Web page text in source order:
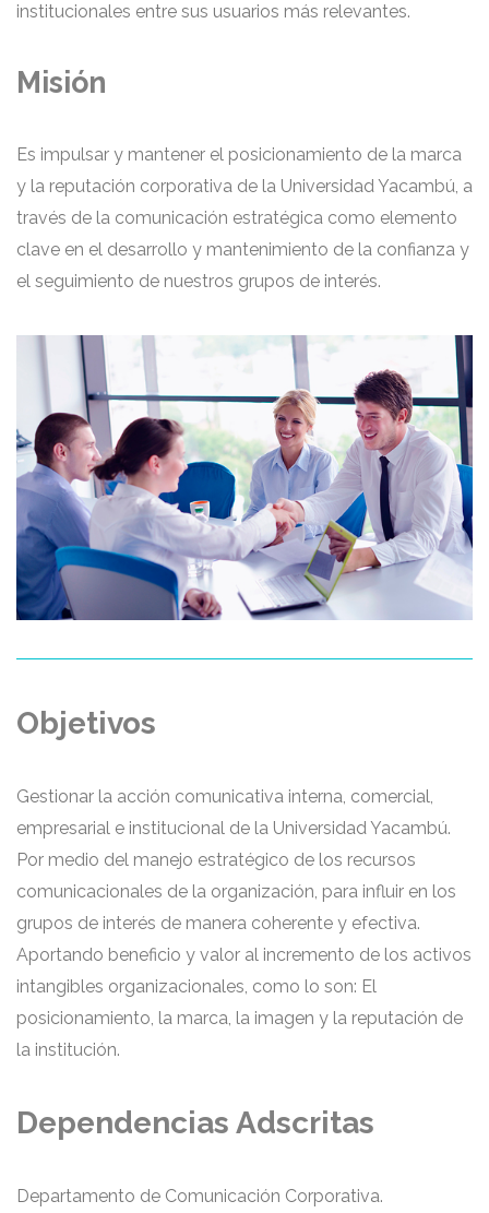
institucionales entre sus usuarios más relevantes.
Misión
Es impulsar y mantener el posicionamiento de la marca
y la reputación corporativa de la Universidad Yacambú, a
través de la comunicación estratégica como elemento
clave en el desarrollo y mantenimiento de la confianza y
el seguimiento de nuestros grupos de interés.
Objetivos
Gestionar la acción comunicativa interna, comercial,
empresarial e institucional de la Universidad Yacambú.
Por medio del manejo estratégico de los recursos
comunicacionales de la organización, para influir en los
grupos de interés de manera coherente y efectiva.
Aportando beneficio y valor al incremento de los activos
intangibles organizacionales, como lo son: El
posicionamiento, la marca, la imagen y la reputación de
la institución.
Dependencias Adscritas
Departamento de Comunicación Corporativa.